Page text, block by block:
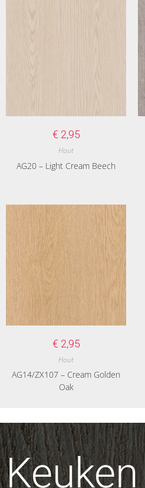
€ 2,95
Hout
AG20 – Light Cream Beech
€ 2,95
Hout
AG14/ZX107 – Cream Golden
Oak
Keuken